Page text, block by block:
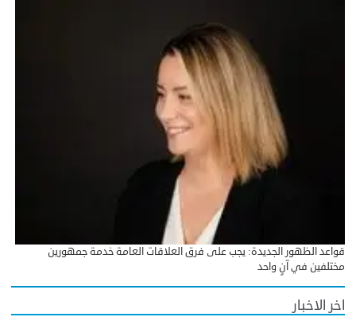
قواعد الظهور الجديدة: يجب على فرق العلاقات العامة خدمة جمهورين
مختلفين في آنٍ واحد
اخر الاخبار